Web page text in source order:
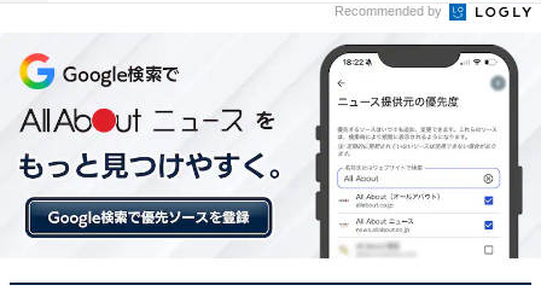
※回答者のコメントは原文ママです
次ページ
9位までの全ランキング結果を見
る
Recommended by